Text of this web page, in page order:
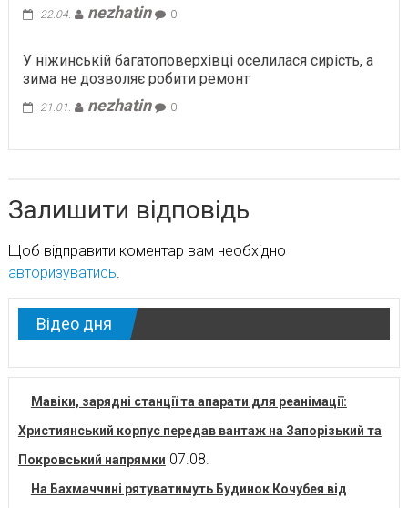
22.04. nezhatin 0
У ніжинській багатоповерхівці оселилася сирість, а
зима не дозволяє робити ремонт
21.01. nezhatin 0
Залишити відповідь
Щоб відправити коментар вам необхідно
авторизуватись.
Відео дня
Мавіки, зарядні станції та апарати для реанімації:
Християнський корпус передав вантаж на Запорізький та
Покровський напрямки 07.08.
На Бахмаччині рятуватимуть Будинок Кочубея від